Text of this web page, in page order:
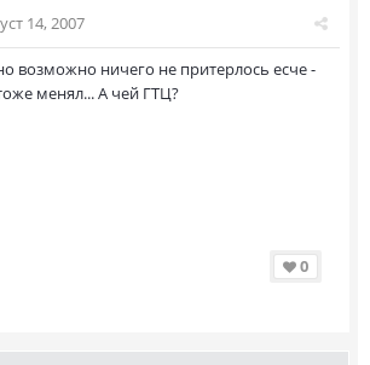
14, 2007
возможно ничего не притерлось есче -
менял... А чей ГТЦ?
0